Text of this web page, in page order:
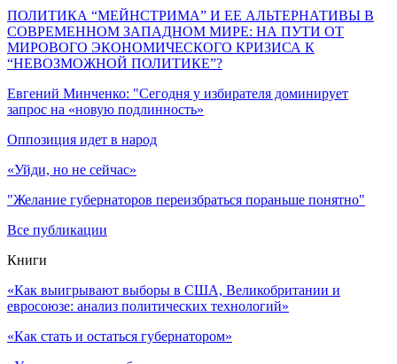
ПОЛИТИКА “МЕЙНСТРИМА” И ЕЕ АЛЬТЕРНАТИВЫ В
СОВРЕМЕННОМ ЗАПАДНОМ МИРЕ: НА ПУТИ ОТ
МИРОВОГО ЭКОНОМИЧЕСКОГО КРИЗИСА К
“НЕВОЗМОЖНОЙ ПОЛИТИКЕ”?
Евгений Минченко: "Сегодня у избирателя доминирует
запрос на «новую подлинность»
Оппозиция идет в народ
«Уйди, но не сейчас»
"Желание губернаторов переизбраться пораньше понятно"
Все публикации
Книги
«Как выигрывают выборы в США, Великобритании и
евросоюзе: анализ политических технологий»
«Как стать и остаться губернатором»